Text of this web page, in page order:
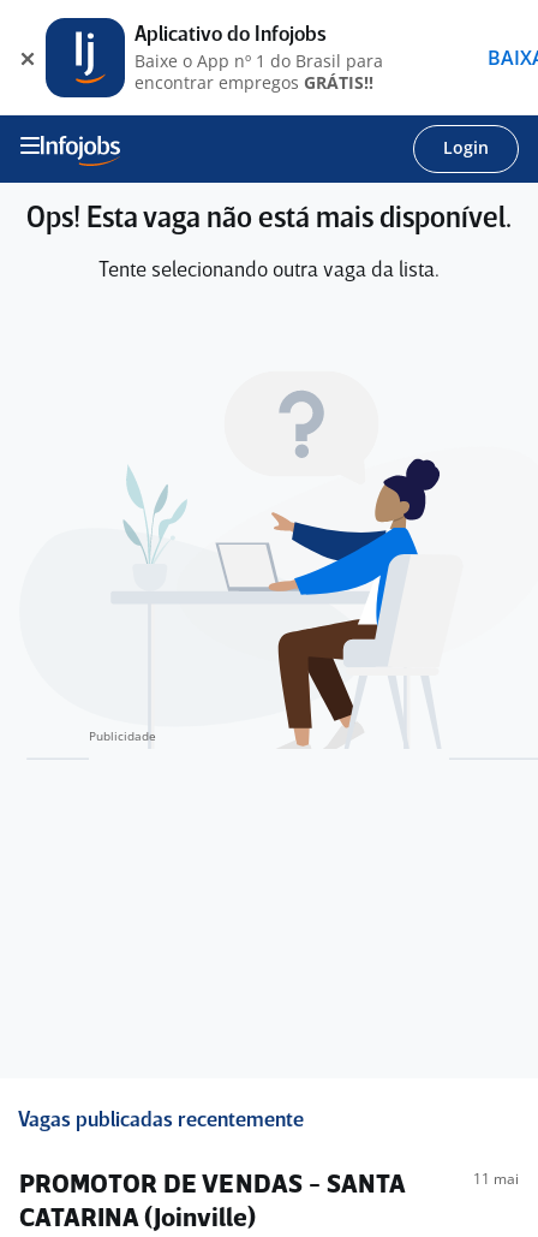
Login
Ops! Esta vaga não está mais disponível.
Tente selecionando outra vaga da lista.
Vagas publicadas recentemente
PROMOTOR DE VENDAS - SANTA
CATARINA (Joinville)
11 mai
Aplicativo do Infojobs
Baixe o App nº 1 do Brasil para
encontrar empregos GRÁTIS!!